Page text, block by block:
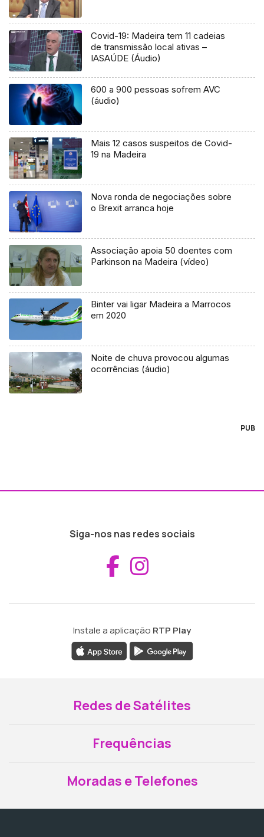
Covid-19: Madeira tem 11 cadeias
de transmissão local ativas –
IASAÚDE (Áudio)
600 a 900 pessoas sofrem AVC
(áudio)
Mais 12 casos suspeitos de Covid-
19 na Madeira
Nova ronda de negociações sobre
o Brexit arranca hoje
Associação apoia 50 doentes com
Parkinson na Madeira (vídeo)
Binter vai ligar Madeira a Marrocos
em 2020
Noite de chuva provocou algumas
ocorrências (áudio)
PUB
Siga-nos nas redes sociais
Aceder ao
Instale a aplicação RTP Play
Redes de Satélites
Frequências
Moradas e Telefones